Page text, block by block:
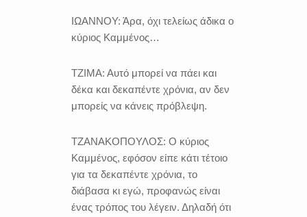
ΙΩΑΝΝΟΥ: Άρα, όχι τελείως άδικα ο
κύριος Καμμένος…
ΤΖΙΜΑ: Αυτό μπορεί να πάει και
δέκα και δεκαπέντε χρόνια, αν δεν
μπορείς να κάνεις πρόβλεψη.
ΤΖΑΝΑΚΟΠΟΥΛΟΣ: Ο κύριος
Καμμένος, εφόσον είπε κάτι τέτοιο
για τα δεκαπέντε χρόνια, το
διάβασα κι εγώ, προφανώς είναι
ένας τρόπος του λέγειν. Δηλαδή ότι